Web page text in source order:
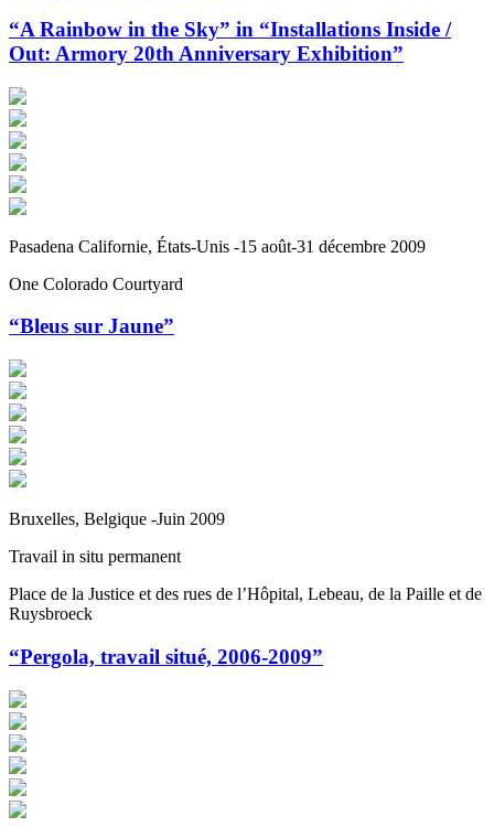
“A Rainbow in the Sky” in “Installations Inside /
Out: Armory 20th Anniversary Exhibition”
Pasadena Californie, États-Unis -15 août-31 décembre 2009
One Colorado Courtyard
“Bleus sur Jaune”
Bruxelles, Belgique -Juin 2009
Travail in situ permanent
Place de la Justice et des rues de l’Hôpital, Lebeau, de la Paille et de
Ruysbroeck
“Pergola, travail situé, 2006-2009”